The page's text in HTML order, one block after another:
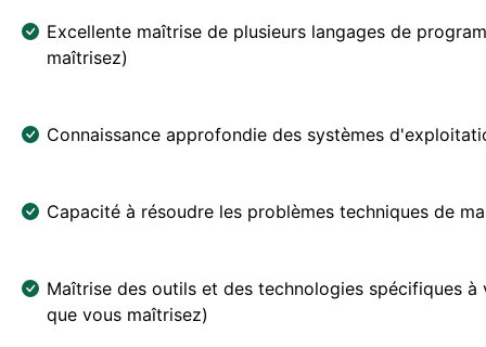
Excellente maîtrise de plusieurs langages de
maîtrisez)
Connaissance approfondie des systèmes
Capacité à résoudre les problèmes techniques de
Maîtrise des outils et des technologies spécifiques
que vous maîtrisez)